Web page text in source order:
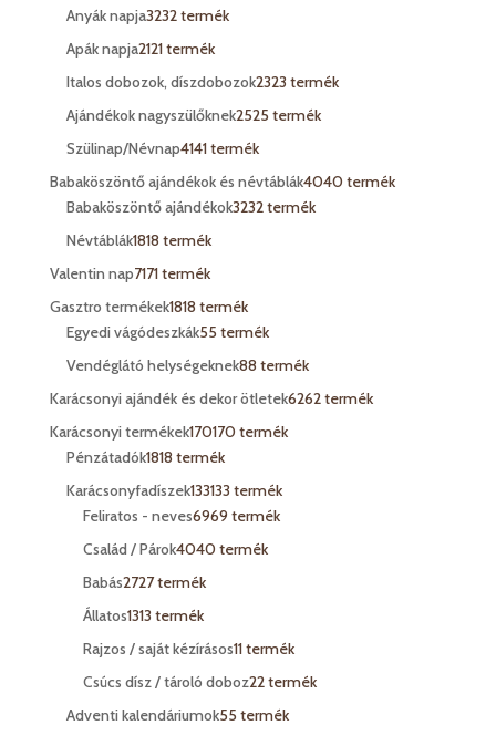
Anyák napja3232 termék
Apák napja2121 termék
Italos dobozok, díszdobozok2323 termék
Ajándékok nagyszülőknek2525 termék
Szülinap/Névnap4141 termék
Babaköszöntő ajándékok és névtáblák4040 termék
Babaköszöntő ajándékok3232 termék
Névtáblák1818 termék
Valentin nap7171 termék
Gasztro termékek1818 termék
Egyedi vágódeszkák55 termék
Vendéglátó helységeknek88 termék
Karácsonyi ajándék és dekor ötletek6262 termék
Karácsonyi termékek170170 termék
Pénzátadók1818 termék
Karácsonyfadíszek133133 termék
Feliratos - neves6969 termék
Család / Párok4040 termék
Babás2727 termék
Állatos1313 termék
Rajzos / saját kézírásos11 termék
Csúcs dísz / tároló doboz22 termék
Adventi kalendáriumok55 termék